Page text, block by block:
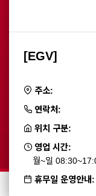
[EGV]
주소:
연락처:
위치 구분:
영업 시간:
월~일
휴무일 운영안내: